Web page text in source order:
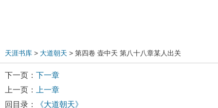
天涯书库 > 大道朝天 > 第四卷 壶中天 第八十八章某人出关
下一页： 下一章
上一页：
上一章
回目录：
《大道朝天》